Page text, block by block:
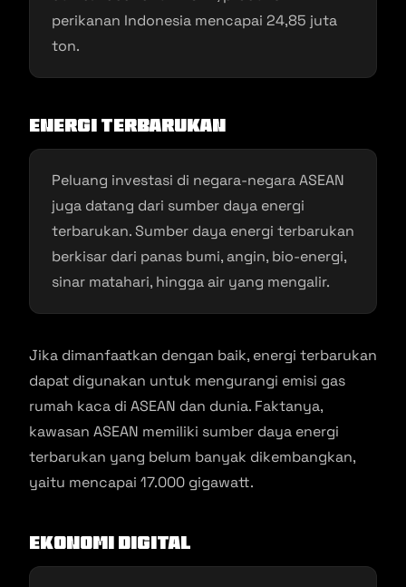
perikanan Indonesia mencapai 24,85 juta
ton.
Energi Terbarukan
Peluang investasi di negara-negara ASEAN
juga datang dari sumber daya energi
terbarukan. Sumber daya energi terbarukan
berkisar dari panas bumi, angin, bio-energi,
sinar matahari, hingga air yang mengalir.
Jika dimanfaatkan dengan baik, energi terbarukan
dapat digunakan untuk mengurangi emisi gas
rumah kaca di ASEAN dan dunia. Faktanya,
kawasan ASEAN memiliki sumber daya energi
terbarukan yang belum banyak dikembangkan,
yaitu mencapai 17.000 gigawatt.
Ekonomi Digital